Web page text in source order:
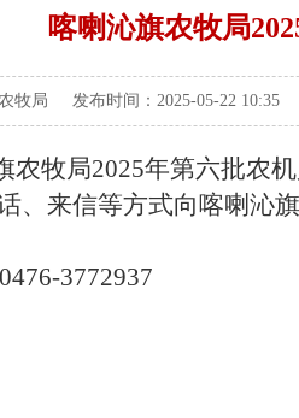
喀喇沁旗农牧局
牧局 发布时间：2025-05-22 10:35
农牧局2025年第六批农
、来信等方式向喀喇沁
0476-3772937